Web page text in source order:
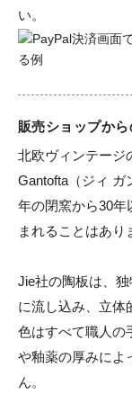
い。
販売ショップから
北欧ヴィンテージ
Gantofta（ジィ ガ
年の閉窯から30年
まれることはあり
Jie社の陶板は、
に流し込み、立体
色はすべて職人の
や釉薬の厚みによ
ん。